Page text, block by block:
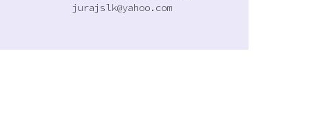
jurajslk@yahoo.com